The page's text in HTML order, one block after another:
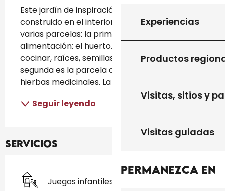
Experiencias
Productos
Visitas, sitios y
Visitas guiadas
Permanezca en
Este jardín de inspiración medieval está
construido en el interior del pueblo. Presenta
varias parcelas: la primera sobre la
alimentación: el huerto. Hay plantas para
cocinar, raíces, semillas y cucurbitáceas. La
segunda es la parcela de los simples con
hierbas medicinales. La tercera es el jardín...
Seguir leyendo
Servicios
Juegos infantiles / Zona de juegos